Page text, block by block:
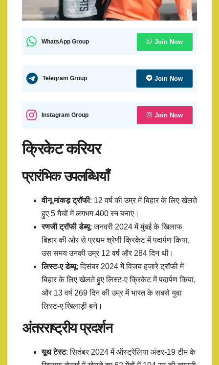
WhatsApp Group Join Now
Telegram Group Join Now
Instagram Group Join Now
क्रिकेट करियर
प्रारंभिक उपलब्धियाँ
वीनू मांकड़ ट्रॉफी: 12 वर्ष की उम्र में बिहार के लिए खेलते
हुए 5 मैचों में लगभग 400 रन बनाए।​
रणजी ट्रॉफी डेब्यू: जनवरी 2024 में मुंबई के खिलाफ
बिहार की ओर से प्रथम श्रेणी क्रिकेट में पदार्पण किया,
उस समय उनकी उम्र 12 वर्ष और 284 दिन थी।​
लिस्ट-ए डेब्यू: दिसंबर 2024 में विजय हजारे ट्रॉफी में
बिहार के लिए खेलते हुए लिस्ट-ए क्रिकेट में पदार्पण किया,
और 13 वर्ष 269 दिन की उम्र में भारत के सबसे युवा
लिस्ट-ए खिलाड़ी बने।
अंतरराष्ट्रीय प्रदर्शन
यूथ टेस्ट: सितंबर 2024 में ऑस्ट्रेलिया अंडर-19 टीम के